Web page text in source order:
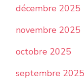
décembre 2025
novembre 2025
octobre 2025
septembre 2025